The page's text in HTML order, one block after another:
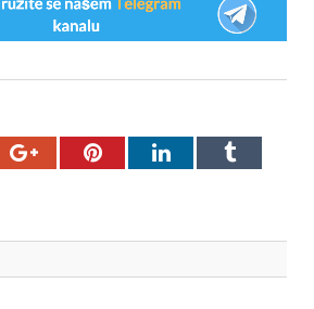
Google+PinterestLinkedInTumblr